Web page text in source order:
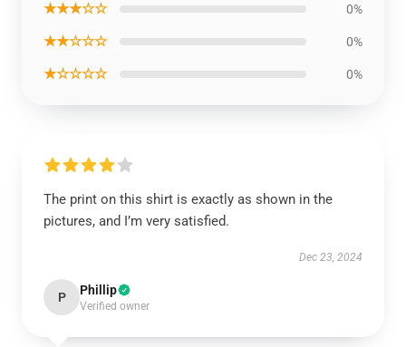
★★★☆☆ 0%
★★☆☆☆ 0%
★☆☆☆☆ 0%
The print on this shirt is exactly as shown in the
pictures, and I’m very satisfied.
Dec 23, 2024
P Phillip
Verified owner